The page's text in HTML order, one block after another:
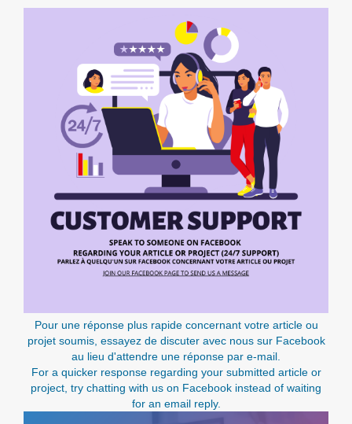
Pour une réponse plus rapide concernant votre article ou
projet soumis, essayez de discuter avec nous sur Facebook
au lieu d'attendre une réponse par e-mail.
For a quicker response regarding your submitted article or
project, try chatting with us on Facebook instead of waiting
for an email reply.